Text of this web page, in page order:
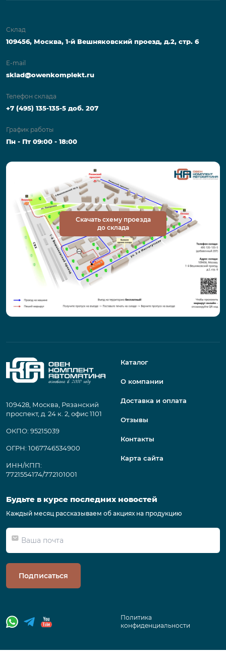
Склад
109456, Москва, 1-й Вешняковский проезд, д.2, стр. 6
E-mail
sklad@owenkomplekt.ru
Телефон склада
+7 (495) 135-135-5 доб. 207
График работы
Пн - Пт 09:00 - 18:00
Скачать схему проезда
до склада
109428, Москва, Рязанский
проспект, д. 24 к. 2, офис 1101
ОКПО: 95215039
ОГРН: 1067746534900
ИНН/КПП:
7721554174/772101001
Каталог
О компании
Доставка и оплата
Отзывы
Контакты
Карта сайта
Будьте в курсе последних новостей
Каждый месяц рассказываем об акциях на продукцию
Подписаться
Политика
конфиденциальности